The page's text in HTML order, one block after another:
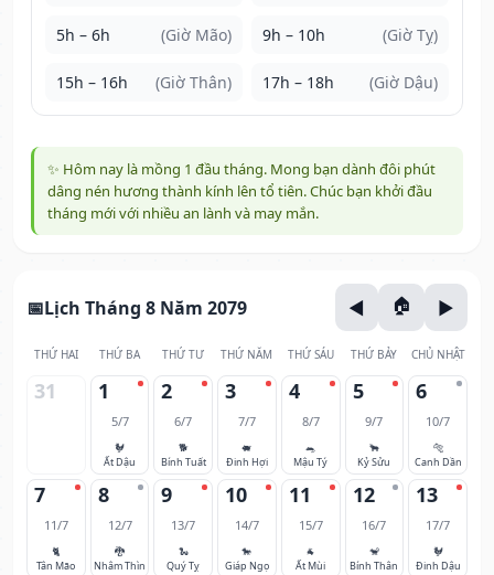
5h – 6h (Giờ Mão) 9h – 10h (Giờ Tỵ)
15h – 16h (Giờ Thân) 17h – 18h (Giờ Dậu)
✨ Hôm nay là mồng 1 đầu tháng. Mong bạn dành đôi phút
dâng nén hương thành kính lên tổ tiên. Chúc bạn khởi đầu
tháng mới với nhiều an lành và may mắn.
Lịch Tháng 8 Năm 2079
THỨ HAI THỨ BA THỨ TƯ THỨ NĂM THỨ SÁU THỨ BẢY CHỦ NHẬT
31 1
5/7
🐓
Ất Dậu
2
6/7
🐕
Bính Tuất
3
7/7
🐖
Đinh Hợi
4
8/7
🐀
Mậu Tý
5
9/7
🐂
Kỷ Sửu
6
10/7
🐅
Canh Dần
7
11/7
🐈
Tân Mão
8
12/7
🐉
Nhâm Thìn
9
13/7
🐍
Quý Tỵ
10
14/7
🐎
Giáp Ngọ
11
15/7
🐐
Ất Mùi
12
16/7
🐒
Bính Thân
13
17/7
🐓
Đinh Dậu